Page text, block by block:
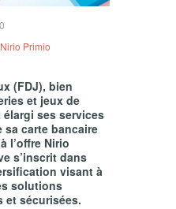
0
Nirio Primio
(FDJ), bien
et jeux de
élargi ses services
sa carte bancaire
l’offre Nirio
s’inscrit dans
visant à
solutions
et sécurisées.